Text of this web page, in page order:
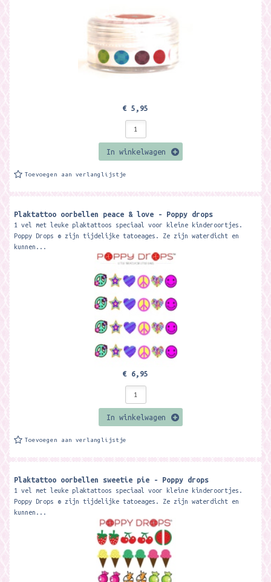
€ 5,95
In winkelwagen
Toevoegen aan verlanglijstje
Plaktattoo oorbellen peace & love - Poppy drops
1 vel met leuke plaktattoos speciaal voor kleine kinderoortjes.
Poppy Drops ® zijn tijdelijke tatoeages. Ze zijn waterdicht en
kunnen...
€ 6,95
In winkelwagen
Toevoegen aan verlanglijstje
Plaktattoo oorbellen sweetie pie - Poppy drops
1 vel met leuke plaktattoos speciaal voor kleine kinderoortjes.
Poppy Drops ® zijn tijdelijke tatoeages. Ze zijn waterdicht en
kunnen...